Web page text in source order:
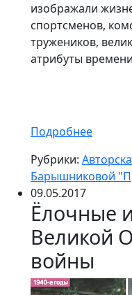
изображали
спортсменов,
тружеников,
атрибуты
Подробнее
Рубрики:
Барышниковой
09.05.2017
Ёлочные
Великой
войны